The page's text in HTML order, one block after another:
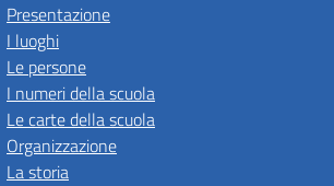
Presentazione
I luoghi
Le persone
I numeri della scuola
Le carte della scuola
Organizzazione
La storia